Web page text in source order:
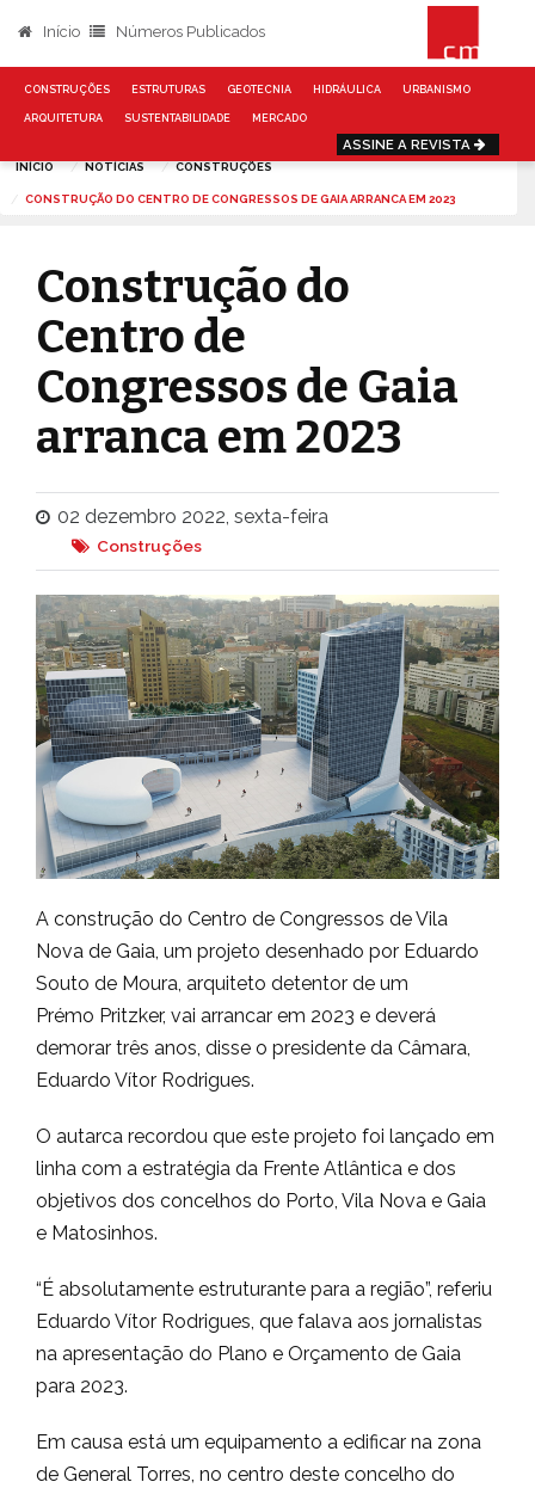
Início Números Publicados
CONSTRUÇÕES ESTRUTURAS GEOTECNIA HIDRÁULICA URBANISMO
ARQUITETURA SUSTENTABILIDADE MERCADO
ASSINE A REVISTA
INÍCIO NOTÍCIAS CONSTRUÇÕES
CONSTRUÇÃO DO CENTRO DE CONGRESSOS DE GAIA ARRANCA EM 2023
Construção do
Centro de
Congressos de Gaia
arranca em 2023
02 dezembro 2022, sexta-feira
Construções
A construção do Centro de Congressos de Vila
Nova de Gaia, um projeto desenhado por Eduardo
Souto de Moura, arquiteto detentor de um
Prémo Pritzker, vai arrancar em 2023 e deverá
demorar três anos, disse o presidente da Câmara,
Eduardo Vítor Rodrigues.
O autarca recordou que este projeto foi lançado em
linha com a estratégia da Frente Atlântica e dos
objetivos dos concelhos do Porto, Vila Nova e Gaia
e Matosinhos.
“É absolutamente estruturante para a região”, referiu
Eduardo Vítor Rodrigues, que falava aos jornalistas
na apresentação do Plano e Orçamento de Gaia
para 2023.
Em causa está um equipamento a edificar na zona
de General Torres, no centro deste concelho do